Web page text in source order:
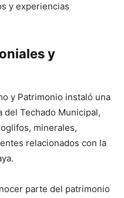
y experiencias
y
y Patrimonio instaló una
del Techado Municipal,
minerales,
relacionados con la
parte del patrimonio